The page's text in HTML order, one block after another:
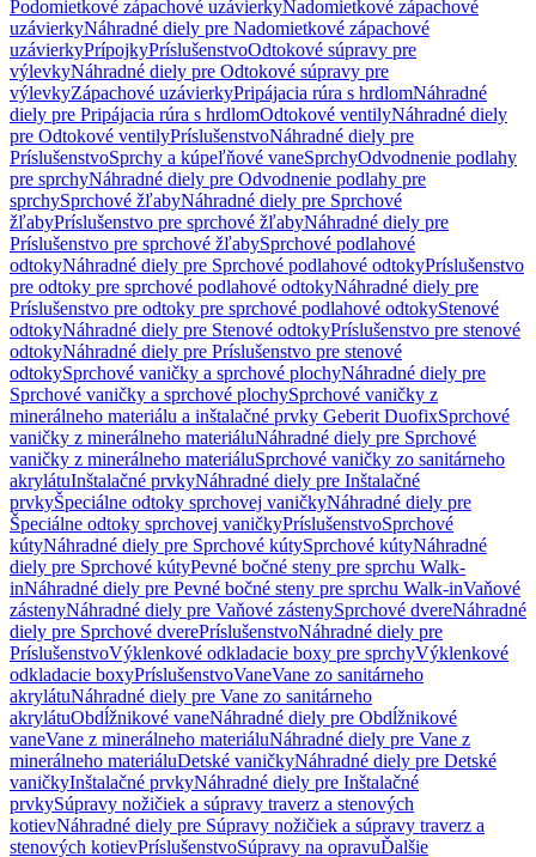
Podomietkové zápachové uzávierkyNadomietkové zápachové
uzávierkyNáhradné diely pre Nadomietkové zápachové
uzávierkyPrípojkyPríslušenstvoOdtokové súpravy pre
výlevkyNáhradné diely pre Odtokové súpravy pre
výlevkyZápachové uzávierkyPripájacia rúra s hrdlomNáhradné
diely pre Pripájacia rúra s hrdlomOdtokové ventilyNáhradné diely
pre Odtokové ventilyPríslušenstvoNáhradné diely pre
PríslušenstvoSprchy a kúpeľňové vaneSprchyOdvodnenie podlahy
pre sprchyNáhradné diely pre Odvodnenie podlahy pre
sprchySprchové žľabyNáhradné diely pre Sprchové
žľabyPríslušenstvo pre sprchové žľabyNáhradné diely pre
Príslušenstvo pre sprchové žľabySprchové podlahové
odtokyNáhradné diely pre Sprchové podlahové odtokyPríslušenstvo
pre odtoky pre sprchové podlahové odtokyNáhradné diely pre
Príslušenstvo pre odtoky pre sprchové podlahové odtokyStenové
odtokyNáhradné diely pre Stenové odtokyPríslušenstvo pre stenové
odtokyNáhradné diely pre Príslušenstvo pre stenové
odtokySprchové vaničky a sprchové plochyNáhradné diely pre
Sprchové vaničky a sprchové plochySprchové vaničky z
minerálneho materiálu a inštalačné prvky Geberit DuofixSprchové
vaničky z minerálneho materiáluNáhradné diely pre Sprchové
vaničky z minerálneho materiáluSprchové vaničky zo sanitárneho
akrylátuInštalačné prvkyNáhradné diely pre Inštalačné
prvkyŠpeciálne odtoky sprchovej vaničkyNáhradné diely pre
Špeciálne odtoky sprchovej vaničkyPríslušenstvoSprchové
kútyNáhradné diely pre Sprchové kútySprchové kútyNáhradné
diely pre Sprchové kútyPevné bočné steny pre sprchu Walk-
inNáhradné diely pre Pevné bočné steny pre sprchu Walk-inVaňové
zástenyNáhradné diely pre Vaňové zástenySprchové dvereNáhradné
diely pre Sprchové dverePríslušenstvoNáhradné diely pre
PríslušenstvoVýklenkové odkladacie boxy pre sprchyVýklenkové
odkladacie boxyPríslušenstvoVaneVane zo sanitárneho
akrylátuNáhradné diely pre Vane zo sanitárneho
akrylátuObdĺžnikové vaneNáhradné diely pre Obdĺžnikové
vaneVane z minerálneho materiáluNáhradné diely pre Vane z
minerálneho materiáluDetské vaničkyNáhradné diely pre Detské
vaničkyInštalačné prvkyNáhradné diely pre Inštalačné
prvkySúpravy nožičiek a súpravy traverz a stenových
kotievNáhradné diely pre Súpravy nožičiek a súpravy traverz a
stenových kotievPríslušenstvoSúpravy na opravuĎalšie